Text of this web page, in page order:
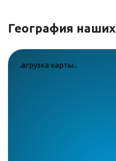
География
загрузка карты...